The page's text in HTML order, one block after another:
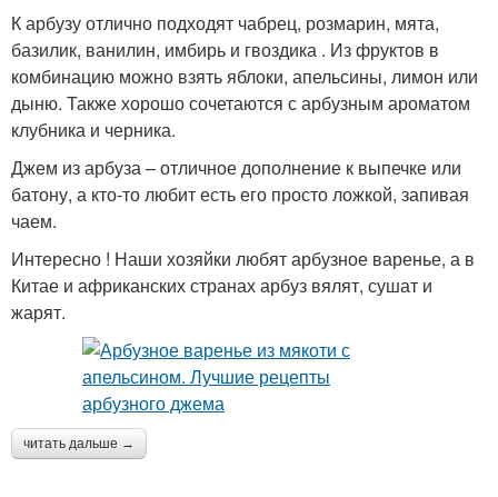
К арбузу отлично подходят чабрец, розмарин, мята,
базилик, ванилин, имбирь и гвоздика . Из фруктов в
комбинацию можно взять яблоки, апельсины, лимон или
дыню. Также хорошо сочетаются с арбузным ароматом
клубника и черника.
Джем из арбуза – отличное дополнение к выпечке или
батону, а кто-то любит есть его просто ложкой, запивая
чаем.
Интересно ! Наши хозяйки любят арбузное варенье, а в
Китае и африканских странах арбуз вялят, сушат и
жарят.
читать дальше →